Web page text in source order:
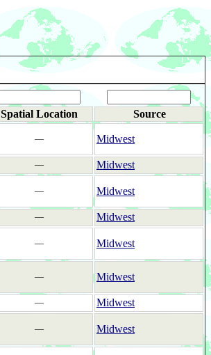
Spatial Location Source
― Midwest
―
Midwest
― Midwest
―
Midwest
― Midwest
― Midwest
―
Midwest
― Midwest